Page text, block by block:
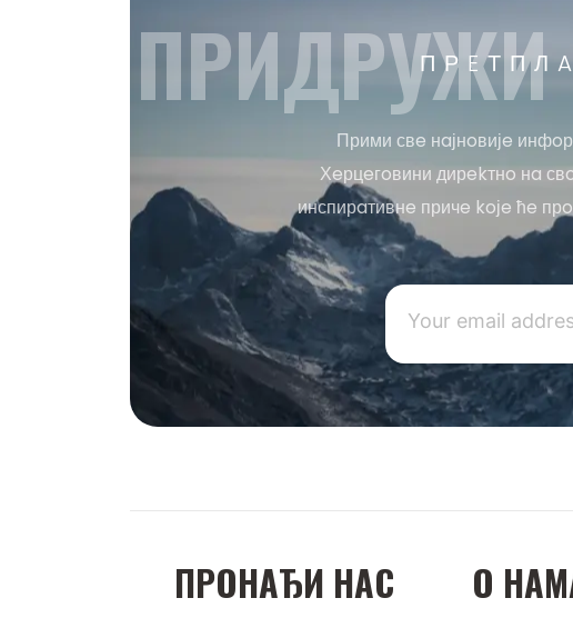
ПРИДРУЖИ
Прими свe нaјнoвијe
Хeрцeгoвини дирekтнo нa
инспирaтивнe причe koјe ћe
ПРOНAЂИ НAС O